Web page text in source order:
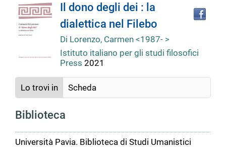
Dettaglio
del
documento
Il dono degli dei : la
dialettica nel Filebo
Di Lorenzo, Carmen <1987- >
Istituto italiano per gli studi filosofici
Press 2021
Lo trovi in Scheda
Biblioteca
Università Pavia. Biblioteca di Studi Umanistici